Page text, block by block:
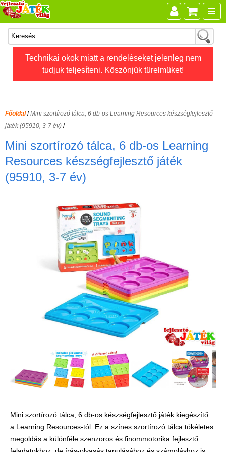
Technikai okok miatt a rendeléseket jelenleg nem
tudjuk teljesíteni. Köszönjük türelmüket!
Főoldal/Mini szortírozó tálca, 6 db-os Learning Resources készségfejlesztő
játék (95910, 3-7 év) /
Mini szortírozó tálca, 6 db-os Learning
Resources készségfejlesztő játék
(95910, 3-7 év)
Mini szortírozó tálca, 6 db-os készségfejlesztő játék kiegészítő
a Learning Resources-tól. Ez a színes szortírozó tálca tökéletes
megoldás a különféle szenzoros és finommotorika fejlesztő
Összes játék
Játékok életkor szerint
Bébijátékok
Diafilm
Fajátékok
Játék hangszer
Futóbiciklik, rollerek
Gyerekszoba
Intelligens gyurma
Iskolaszerek
Kerti játékok
Kreatív játék
Könyv
Licenszes TOP
gyerekajándékok
LOGICO
LÜK